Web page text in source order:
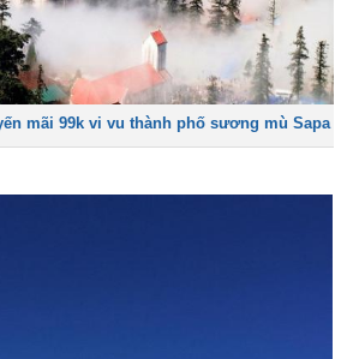
mãi 99k vi vu thành phố sương mù Sapa